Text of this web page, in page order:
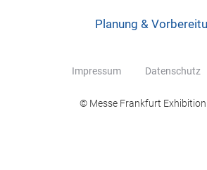
Planung &
Impressum Datenschutz
© Messe Frankfurt Exhibition